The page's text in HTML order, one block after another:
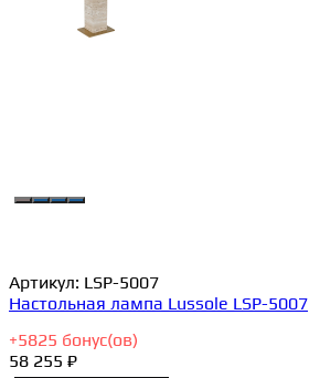
Артикул: LSP-5007
Настольная лампа Lussole LSP-5007
+5825 бонус(ов)
58 255 ₽